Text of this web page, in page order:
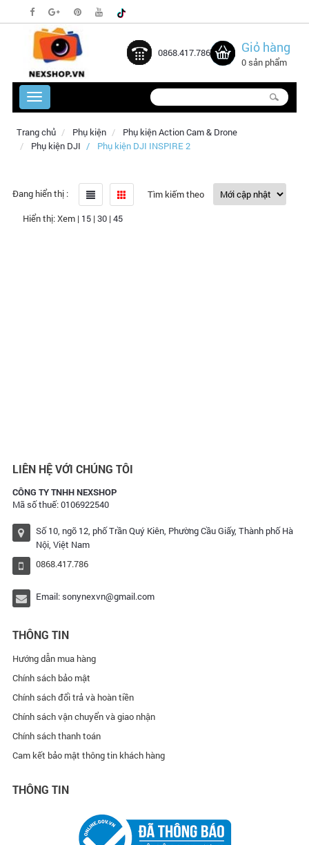
0868.417.786 Giỏ hàng
0 sản phẩm
Trang chủ Phụ kiện
Phụ kiện Action Cam & Drone
Phụ kiện DJI
Phụ kiện DJI INSPIRE 2
Đang hiển thị :
Tìm kiếm theo
Hiển thị:Xem | 15 | 30 | 45
LIÊN HỆ VỚI CHÚNG TÔI
CÔNG TY TNHH NEXSHOP
Mã số thuế: 0106922540
Số 10, ngõ 12, phố Trần Quý Kiên, Phường Cầu Giấy, Thành phố Hà
Nội, Việt Nam
0868.417.786
Email:sonynexvn@gmail.com
THÔNG TIN
Hướng dẫn mua hàng
Chính sách bảo mật
Chính sách đổi trả và hoàn tiền
Chính sách vận chuyển và giao nhận
Chính sách thanh toán
Cam kết bảo mật thông tin khách hàng
THÔNG TIN